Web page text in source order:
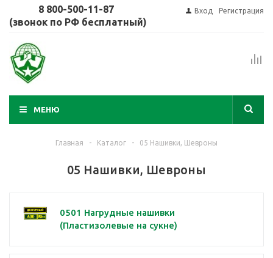
8 800-500-11-87
(звонок по РФ бесплатный)
Вход Регистрация
МЕНЮ
Главная - Каталог - 05 Нашивки, Шевроны
05 Нашивки, Шевроны
0501 Нагрудные нашивки
(Пластизолевые на сукне)